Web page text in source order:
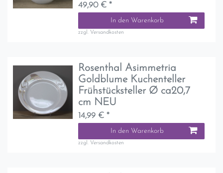
49,90 € *
In den Warenkorb
zzgl. Versandkosten
Rosenthal Asimmetria
Goldblume Kuchenteller
Frühstücksteller Ø ca20,7
cm NEU
14,99 € *
In den Warenkorb
zzgl. Versandkosten